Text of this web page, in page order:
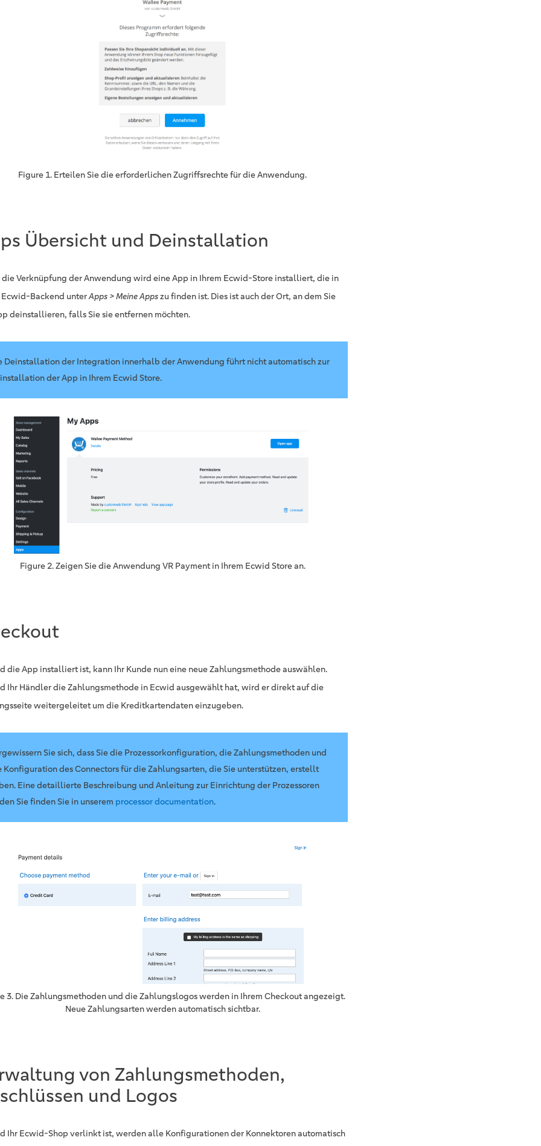
Figure 1. Erteilen Sie die erforderlichen Zugriffsrechte für die Anwendung.
Übersicht und Deinstallation
die Verknüpfung der Anwendung wird eine App in Ihrem Ecwid-Store installiert, die in
Ecwid-Backend unterApps > Meine Appszu finden ist. Dies ist auch der Ort, an dem Sie
deinstallieren, falls Sie sie entfernen möchten.
Deinstallation der Integration innerhalb der Anwendung führt nicht automatisch zur
der App in Ihrem Ecwid Store.
Figure 2. Zeigen Sie die Anwendung VR Payment in Ihrem Ecwid Store an.
die App installiert ist, kann Ihr Kunde nun eine neue Zahlungsmethode auswählen.
Ihr Händler die Zahlungsmethode in Ecwid ausgewählt hat, wird er direkt auf die
weitergeleitet um die Kreditkartendaten einzugeben.
Sie sich, dass Sie die Prozessorkonfiguration, die Zahlungsmethoden und
Konfiguration des Connectors für die Zahlungsarten, die Sie unterstützen, erstellt
Eine detaillierte Beschreibung und Anleitung zur Einrichtung der Prozessoren
Sie finden Sie in unserem processor documentation.
3. Die Zahlungsmethoden und die Zahlungslogos werden in Ihrem Checkout angezeigt.
Neue Zahlungsarten werden automatisch sichtbar.
von Zahlungsmethoden,
und Logos
Ihr Ecwid-Shop verlinkt ist, werden alle Konfigurationen der Konnektoren automatisch